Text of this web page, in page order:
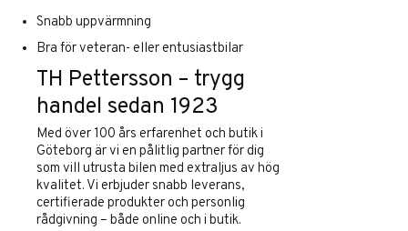
Snabb uppvärmning
Bra för veteran- eller entusiastbilar
TH Pettersson – trygg
handel sedan 1923
Med över 100 års erfarenhet och butik i
Göteborg är vi en pålitlig partner för dig
som vill utrusta bilen med extraljus av hög
kvalitet. Vi erbjuder snabb leverans,
certifierade produkter och personlig
rådgivning – både online och i butik.